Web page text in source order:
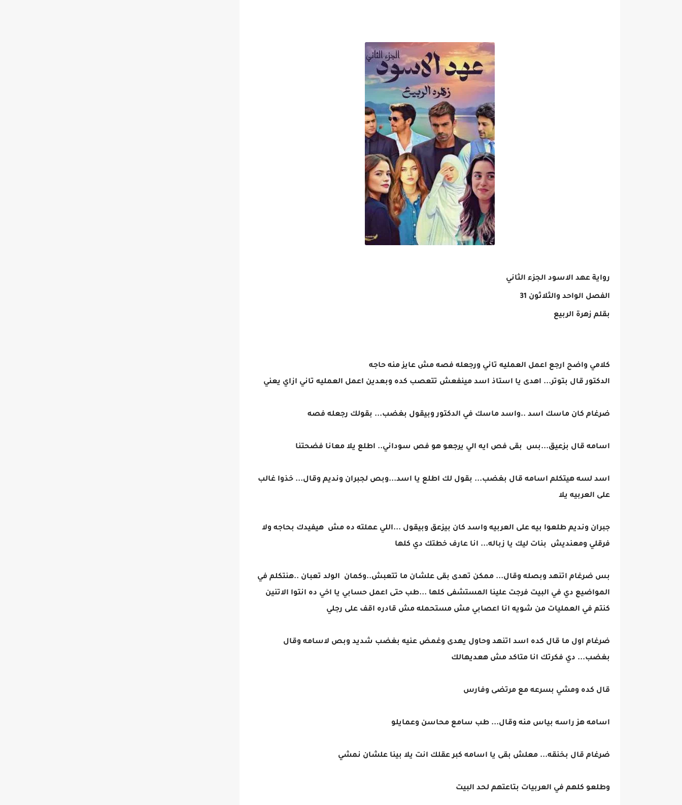
رواية عهد الاسود الجزء الثاني
الفصل الواحد والثلاثون 31
بقلم زهرة الربيع
كلامي واضح ارجع اعمل العمليه تاني ورجعله فصه مش عايز منه حاجه
الدكتور قال بتوتر... اهدى يا استاذ اسد مينفعش تتعصب كده وبعدين اعمل العمليه تاني ازاي يعني
ضرغام كان ماسك اسد ..واسد ماسك في الدكتور وبيقول بغضب... بقولك رجعله فصه
اسامه قال بزعيق...بس بقى فص ايه الي يرجعو هو فص سوداني.. اطلع يلا معانا فضحتنا
اسد لسه هيتكلم اسامه قال بغضب... بقول لك اطلع يا اسد...وبص لجبران ونديم وقال... خذوا غالب
على العربيه يلا
جبران ونديم طلعوا بيه على العربيه واسد كان بيزعق وبيقول ...اللي عملته ده مش هيفيدك بحاجه ولا
فرقلي ومعنديش بنات ليك يا زباله... انا عارف خطتك دي كلها
بس ضرغام اتنهد وبصله وقال... ممكن تهدى بقى علشان ما تتعبش..وكمان الولد تعبان ..هنتكلم في
المواضيع دي في البيت فرجت علينا المستشفى كلها ...طب حتى اعمل حسابي يا اخي ده انتوا الاتنين
كنتم في العمليات من شويه انا اعصابي مش مستحمله مش قادره اقف على رجلي
ضرغام اول ما قال كده اسد اتنهد وحاول يهدى وغمض عنيه بغضب شديد وبص لاسامه وقال
بغضب... دي فكرتك انا متاكد مش هعديهالك
قال كده ومشي بسرعه مع مرتضى وفارس
اسامه هز راسه بياس منه وقال... طب سامع محاسن وعمايلو
ضرغام قال بخنقه... معلش بقى يا اسامه كبر عقلك انت يلا بينا علشان نمشي
وطلعو كلهم في العربيات بتاعتهم لحد البيت